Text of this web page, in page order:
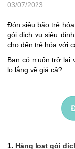
03/07/2023
Đón siêu bão trẻ
gói dịch vụ siêu
cho đến trẻ hóa với
Bạn có muốn trở lại
lo lắng về giá cả?
1. Hàng loạt gói